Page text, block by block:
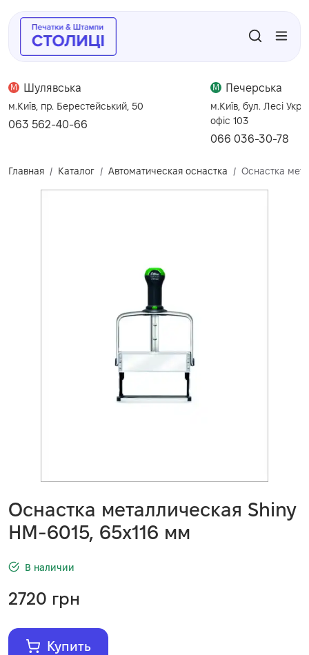
M Шулявська
м.Київ, пр. Берестейський, 50
063 562-40-66
M Печерська
м.Київ, бул. Лесі
офіс 103
066 036-30-78
Главная Каталог Автоматическая оснастка Оснастка
Оснастка металлическая Shiny
HМ-6015, 65х116 мм
В наличии
2720 грн
Купить